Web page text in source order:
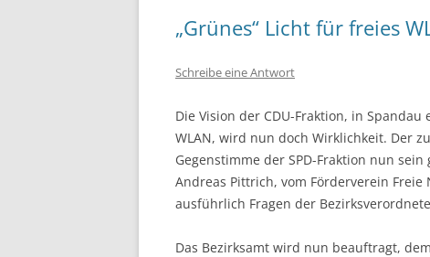
„Grünes“ Licht für freies
Schreibe eine Antwort
Die Vision der CDU-Fraktion, in
WLAN, wird nun doch Wirklichkeit. Der
Gegenstimme der SPD-Fraktion nun
Andreas Pittrich, vom Förderverein
ausführlich Fragen der
Das Bezirksamt wird nun beauftragt,